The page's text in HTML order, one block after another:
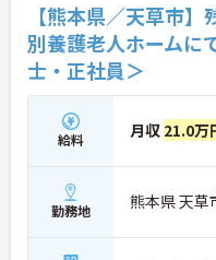
【熊本県／天草市
別養護老人ホーム
士・正社員＞
給料 月収 21.0万
勤務地 熊本県 天草